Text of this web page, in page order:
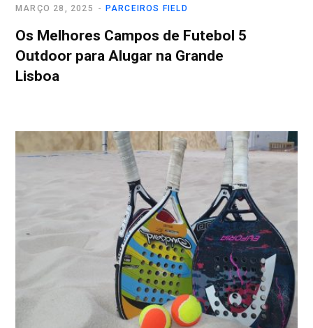
PARCEIROS FIELD
MARÇO 28, 2025
Os Melhores Campos de Futebol 5
Outdoor para Alugar na Grande
Lisboa